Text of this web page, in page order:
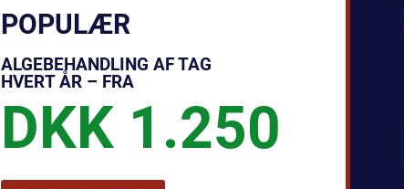
POPULÆR
ALGEBEHANDLING AF TAG
HVERT ÅR – FRA
DKK 1.250